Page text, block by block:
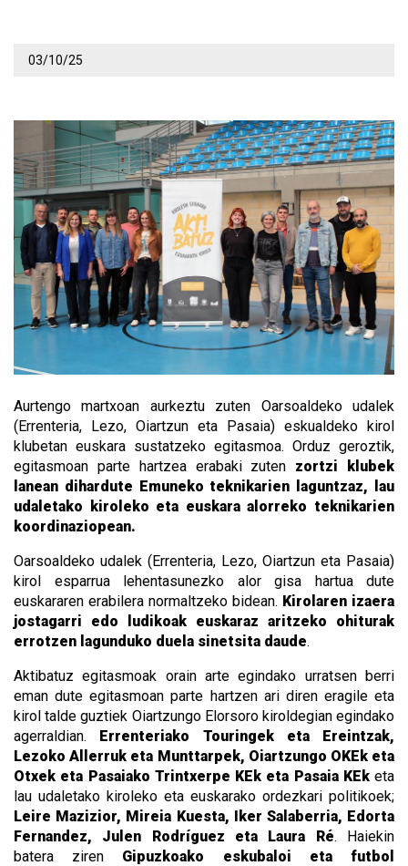
03/10/25
Aurtengo martxoan aurkeztu zuten Oarsoaldeko udalek
(Errenteria, Lezo, Oiartzun eta Pasaia) eskualdeko kirol
klubetan euskara sustatzeko egitasmoa. Orduz geroztik,
egitasmoan parte hartzea erabaki zuten zortzi klubek
lanean dihardute Emuneko teknikarien laguntzaz, lau
udaletako kiroleko eta euskara alorreko teknikarien
koordinaziopean.
Oarsoaldeko udalek (Errenteria, Lezo, Oiartzun eta Pasaia)
kirol esparrua lehentasunezko alor gisa hartua dute
euskararen erabilera normaltzeko bidean. Kirolaren izaera
jostagarri edo ludikoak euskaraz aritzeko ohiturak
errotzen lagunduko duela sinetsita daude.
Aktibatuz egitasmoak orain arte egindako urratsen berri
eman dute egitasmoan parte hartzen ari diren eragile eta
kirol talde guztiek Oiartzungo Elorsoro kiroldegian egindako
agerraldian. Errenteriako Touringek eta Ereintzak,
Lezoko Allerruk eta Munttarpek, Oiartzungo OKEk eta
Otxek eta Pasaiako Trintxerpe KEk eta Pasaia KEketa
lau udaletako kiroleko eta euskarako ordezkari politikoek;
Leire Mazizior, Mireia Kuesta, Iker Salaberria, Edorta
Fernandez, Julen Rodríguez eta Laura Ré. Haiekin
batera ziren Gipuzkoako eskubaloi eta futbol